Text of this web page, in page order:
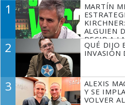
1
MARTÍN
ALGUIEN
DECIR A
TIENE
2
QUÉ DIJO
INVASIÓN
3
ALEXIS
Y SE
VOLVER